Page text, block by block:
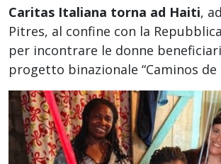
Caritas Italiana torna ad Haiti,
Pitres, al confine con la
per incontrare le donne
progetto binazionale “Caminos de